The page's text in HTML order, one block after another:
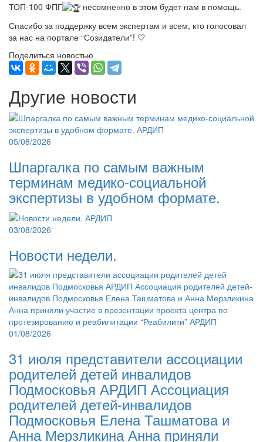
ТОП-100 ФПГ
несомненно в этом будет нам в помощь.
Спасибо за поддержку всем экспертам и всем, кто голосовал
за нас на портале “Созидатели”! 🤍
Поделиться новостью
Другие новости
05/08/2026
Шпаргалка по самым важным
терминам медико-социальной
экспертизы в удобном формате.
03/08/2026
Новости недели.
01/08/2026
31 июля представители ассоциации
родителей детей инвалидов
Подмосковья АРДИП Ассоциация
родителей детей-инвалидов
Подмосковья Елена Ташматова и
Анна Мерзликина Анна приняли